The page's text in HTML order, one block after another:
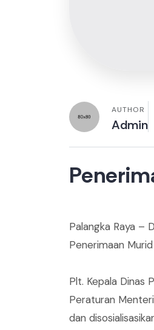
AUTHOR
Admin
Palangka Raya –
Penerimaan
‎Plt. Kepala Dinas
Peraturan
dan